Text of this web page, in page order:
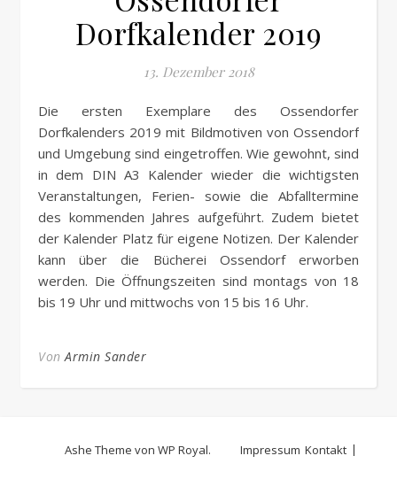
Dorfkalender 2019
13. Dezember 2018
Die ersten Exemplare des Ossendorfer
Dorfkalenders 2019 mit Bildmotiven von Ossendorf
und Umgebung sind eingetroffen. Wie gewohnt, sind
in dem DIN A3 Kalender wieder die wichtigsten
Veranstaltungen, Ferien- sowie die Abfalltermine
des kommenden Jahres aufgeführt. Zudem bietet
der Kalender Platz für eigene Notizen. Der Kalender
kann über die Bücherei Ossendorf erworben
werden. Die Öffnungszeiten sind montags von 18
bis 19 Uhr und mittwochs von 15 bis 16 Uhr.
VonArmin Sander
Impressum Kontakt
Ashe Theme von WP Royal.